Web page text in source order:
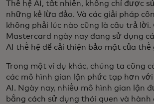
Thế hệ AI, tất nhiên, không chỉ được
những kẻ lừa đảo. Và các giải pháp
không phải lúc nào cũng là câu trả lời.
Mastercard ngày nay đang sử dụng
AI thế hệ để cải thiện bảo mật của
Trong một ví dụ khác, chúng ta cũng
các mô hình gian lận phức tạp hơn
AI. Ngày nay, nhiều mô hình gian lận
bằng cách sử dụng thói quen và hành